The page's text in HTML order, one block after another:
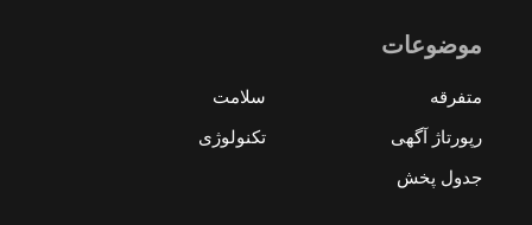
موضوعات
متفرقه سلامت
رپورتاژ آگهی تکنولوژی
جدول پخش